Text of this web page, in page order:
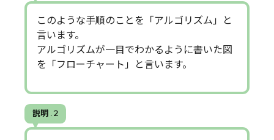
このような手順のことを「アルゴリズム」と
言います。
アルゴリズムが一目でわかるように書いた図
を「フローチャート」と言います。
説明 . 2